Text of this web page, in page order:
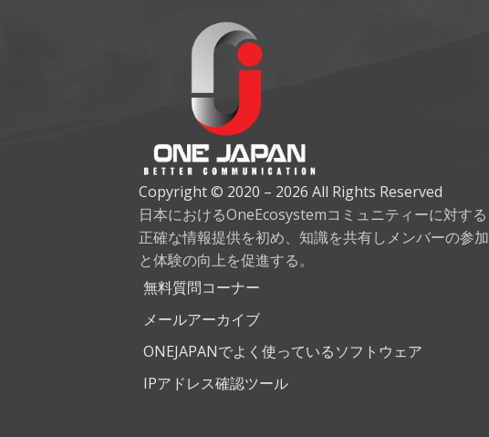
Copyright © 2020 – 2026 All Rights Reserved
日本におけるOneEcosystemコミュニティーに対する
正確な情報提供を初め、知識を共有しメンバーの参加
と体験の向上を促進する。
無料質問コーナー
メールアーカイブ
ONEJAPANでよく使っているソフトウェア
IPアドレス確認ツール